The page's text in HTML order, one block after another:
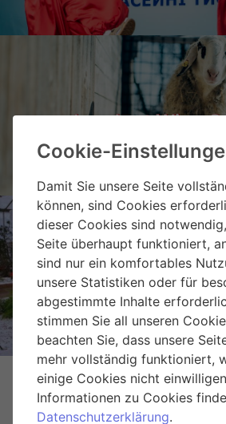
Cookie-
Damit Sie unsere Seite
können, sind Cookies
dieser Cookies sind
Seite überhaupt funktioniert,
sind nur ein komfortables
unsere Statistiken oder für
abgestimmte Inhalte
stimmen Sie all unseren
beachten Sie, dass unsere
mehr vollständig funktioniert,
einige Cookies nicht
Informationen zu Cookies
Datenschutzerklärung.
Landgut Wien
Weihnachtsmarkt